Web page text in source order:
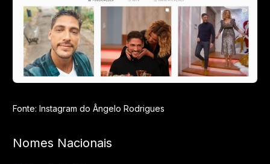
Fonte: Instagram do Ângelo Rodrigues
Nomes Nacionais